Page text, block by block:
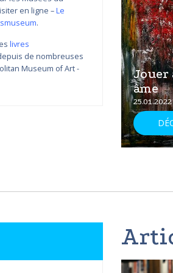
en ligne –Le
.
livres
de nombreuses
Museum of Art -
de
I
Jouer
âme